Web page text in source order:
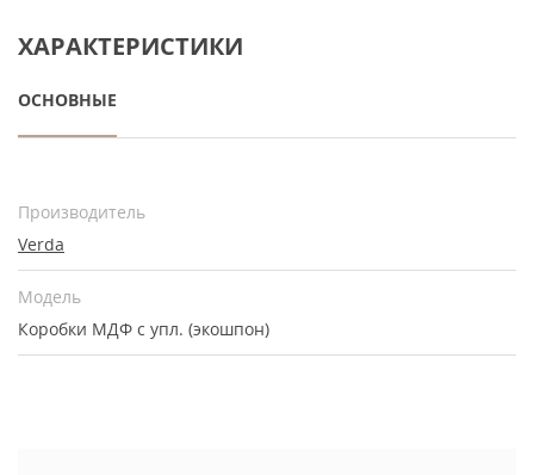
ХАРАКТЕРИСТИКИ
ОСНОВНЫЕ
Производитель
Verda
Модель
Коробки МДФ с упл. (экошпон)